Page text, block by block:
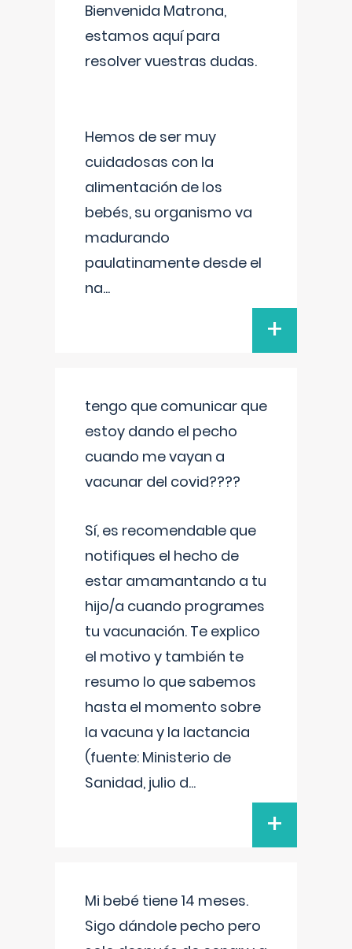
Bienvenida Matrona,
estamos aquí para
resolver vuestras dudas.
Hemos de ser muy
cuidadosas con la
alimentación de los
bebés, su organismo va
madurando
paulatinamente desde el
na...
+
tengo que comunicar que
estoy dando el pecho
cuando me vayan a
vacunar del covid????
Sí, es recomendable que
notifiques el hecho de
estar amamantando a tu
hijo/a cuando programes
tu vacunación. Te explico
el motivo y también te
resumo lo que sabemos
hasta el momento sobre
la vacuna y la lactancia
(fuente: Ministerio de
Sanidad, julio d...
+
Mi bebé tiene 14 meses.
Sigo dándole pecho pero